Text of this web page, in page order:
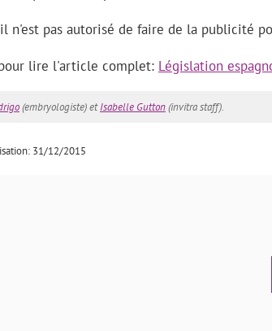
n'est pas autorisé de faire de la publicité
lire l'article complet: Législation
(embryologiste) etIsabelle Gutton(invitra staff).
31/12/2015